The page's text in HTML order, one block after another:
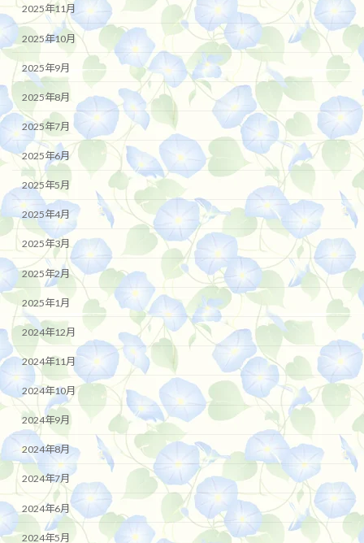
2025年11月
2025年10月
2025年9月
2025年8月
2025年7月
2025年6月
2025年5月
2025年4月
2025年3月
2025年2月
2025年1月
2024年12月
2024年11月
2024年10月
2024年9月
2024年8月
2024年7月
2024年6月
2024年5月